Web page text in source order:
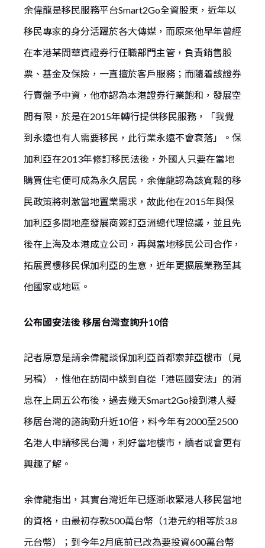
余偉龍是移民服務平台Smart2Go全資股東，近年以
移民專家的身分活躍於各大傳媒，而原來他早年曾經
在本港某間華資證券行任職部門主管，負責銷售股
票、基金及保險，一直擅於客戶服務；而隨着該證券
行賣盤予中資，他亦認為本港證券行業飽和，發展空
間有限，於是在2015年轉行提供移民服務，「我覺
到永遠也有人需要移民，此行業永遠不會衰落」。保
加利亞在2013年修訂移民法後，外國人只要在當地
購買住宅便可成為永久居民，余偉龍認為該寬鬆的移
民政策將刺激當地置業需求，故此他在2015年與保
加利亞多間地產發展商簽訂亞洲總代理協議，並且先
後在上海及本港成立公司，再與當地移民公司合作，
拓展買樓移民保加利亞的生意，近年更擴展業務至其
他國家或地區。
公布國安法後 移居台灣查詢升10倍
記者原意是請余偉龍談保加利亞首都索菲亞樓市（見
另稿），惟他在訪問中談到自從「港區國安法」的消
息在上周五公布後，過去幾天Smart2Go接到港人擬
移居台灣的諮詢勁升近10倍，料今年有2000至2500
名港人申請移民台灣，利好當地樓市，讀者或會更有
興趣了解。
余偉龍指出，其實台灣近年已逐漸收緊港人移民當地
的資格，由最初存款500萬台幣（1港元約相等於3.8
元台幣）；到今年2月底前已改為要投資600萬台幣